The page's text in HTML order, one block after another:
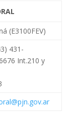
(E3100FEV)
431-
Int.210 y